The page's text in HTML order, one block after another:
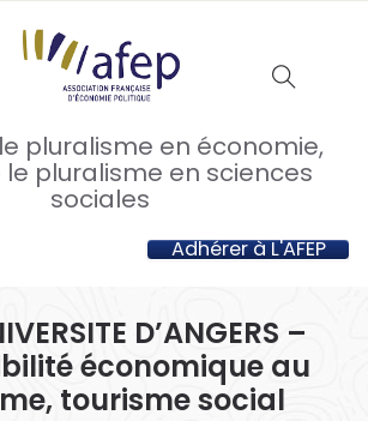
pluralisme en économie,
pluralisme en sciences
sociales
Adhérer à L'AFEP
D’ANGERS –
économique au
tourisme social